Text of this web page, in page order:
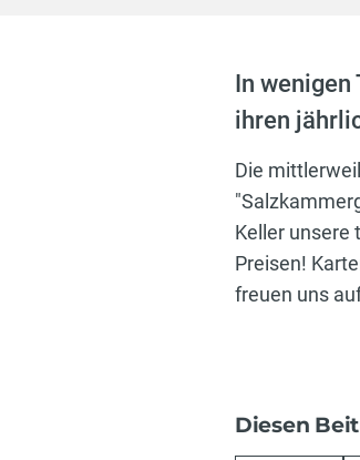
In wenigen
ihren
Die
Keller unsere
Preisen!
freuen uns
Diesen